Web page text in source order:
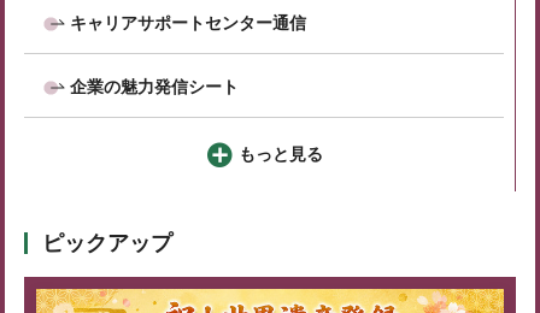
キャリアサポートセンター通信
企業の魅力発信シート
もっと見る
ピックアップ